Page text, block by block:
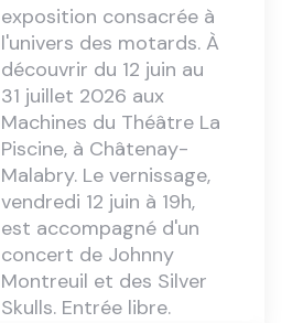
exposition consacrée à
l'univers des motards. À
découvrir du 12 juin au
31 juillet 2026 aux
Machines du Théâtre La
Piscine, à Châtenay-
Malabry. Le vernissage,
vendredi 12 juin à 19h,
est accompagné d'un
concert de Johnny
Montreuil et des Silver
Skulls. Entrée libre.